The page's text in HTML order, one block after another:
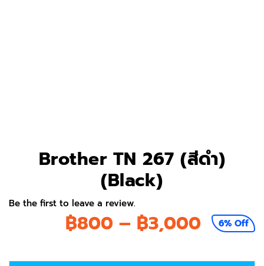
Brother TN 267 (สีดำ)
(Black)
Be the first to leave a review.
฿800 – ฿3,000Price
6% Off